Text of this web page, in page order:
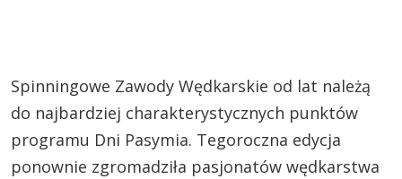
Spinningowe Zawody Wędkarskie od lat należą
do najbardziej charakterystycznych punktów
programu Dni Pasymia. Tegoroczna edycja
ponownie zgromadziła pasjonatów wędkarstwa